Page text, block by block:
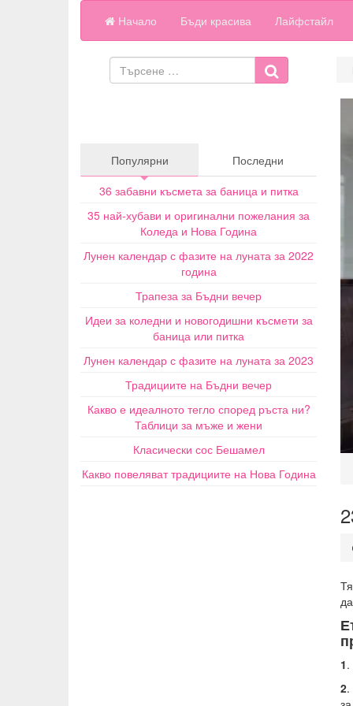
Начало Бъди красива Лайфстайл
1.
2
Популярни
Последни
36 забавни късмета за баница и питка
35 най-хубави и оригинални пожелания за
Коледа и Нова Година
Лунен календар с фазите на луната за 2022
година
Трапеза за Бъдни вечер
Идеи за коледни и новогодишни късмети за
баница или питка
Лунен календар с фазите на луната за 2023
Традициите на Бъдни вечер
Какво е идеалното тегло според ръста ни?
Таблици за мъже и жени
Класически сос Бешамел
Какво повеляват традициите на Нова Година